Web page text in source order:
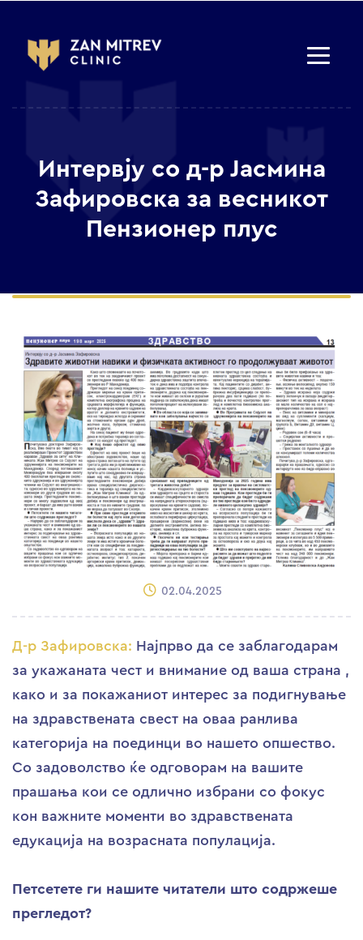
Интервју со д-р Јасмина
Зафировска за весникот
Пензионер плус
02.04.2025
Д-р Зафировска: Најпрво да се заблагодарам
за укажаната чест и внимание од ваша страна ,
како и за покажаниот интерес за подигнување
на здравствената свест на оваа ранлива
категорија на поединци во нашето опшество.
Со задоволство ќе одговорам на вашите
прашања кои се одлично избрани со фокус
кон важните моменти во здравствената
едукација на возрасната популација.
Петсетете ги нашите читатели што содржеше
прегледот?